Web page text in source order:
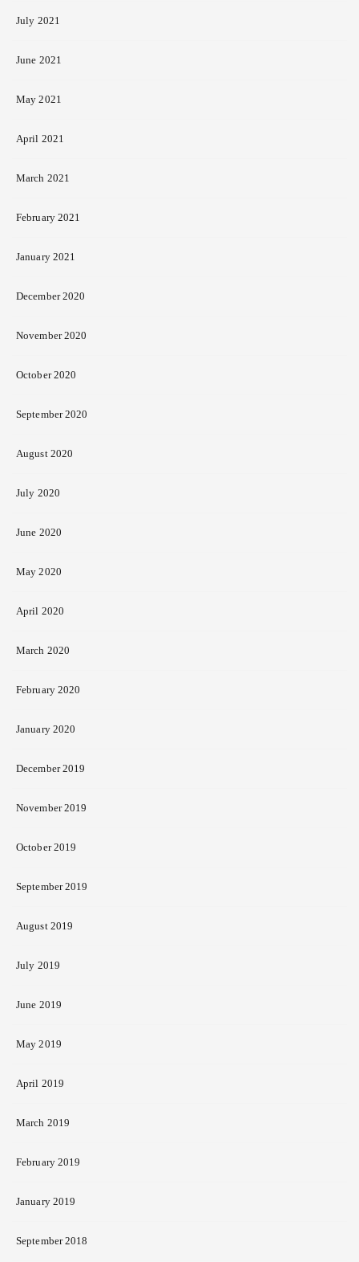
July 2021
June 2021
May 2021
April 2021
March 2021
February 2021
January 2021
December 2020
November 2020
October 2020
September 2020
August 2020
July 2020
June 2020
May 2020
April 2020
March 2020
February 2020
January 2020
December 2019
November 2019
October 2019
September 2019
August 2019
July 2019
June 2019
May 2019
April 2019
March 2019
February 2019
January 2019
September 2018